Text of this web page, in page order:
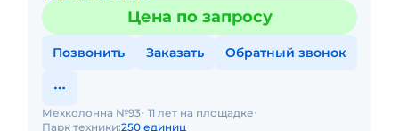
Цена по запросу
Позвонить Заказать Обратный звонок
Мехколонна №93 11 лет на площадке
Парк техники:250 единиц